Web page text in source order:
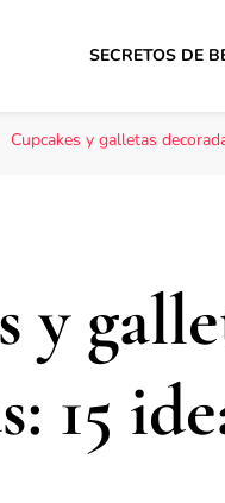
SECRETOS DE
Cupcakes y galletas
y
15